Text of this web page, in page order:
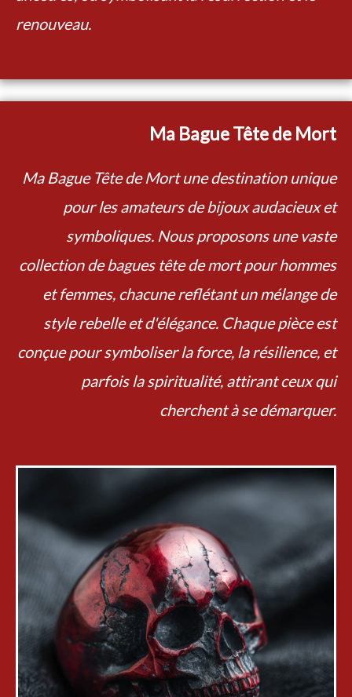
renouveau.
Ma Bague Tête de Mort
Ma Bague Tête de Mort une destination unique
pour les amateurs de bijoux audacieux et
symboliques. Nous proposons une vaste
collection de bagues tête de mort pour hommes
et femmes, chacune reflétant un mélange de
style rebelle et d'élégance. Chaque pièce est
conçue pour symboliser la force, la résilience, et
parfois la spiritualité, attirant ceux qui
cherchent à se démarquer.